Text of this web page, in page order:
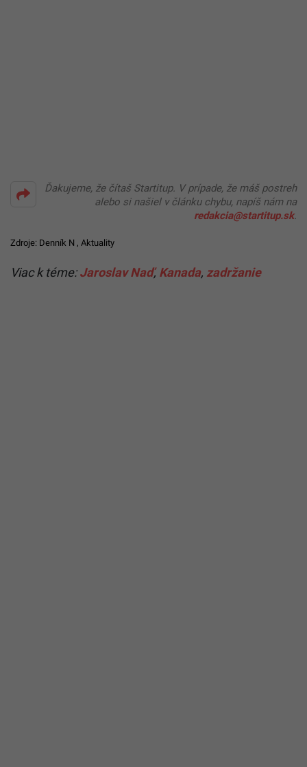
Ďakujeme, že čítaš Startitup. V prípade, že máš postreh
alebo si našiel v článku chybu, napíš nám na
redakcia@startitup.sk.
Zdroje: Denník N , Aktuality
Viac k téme:Jaroslav Naď,Kanada, zadržanie